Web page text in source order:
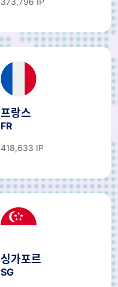
373,796 IP
프랑스
FR
418,633 IP
싱가포르
SG